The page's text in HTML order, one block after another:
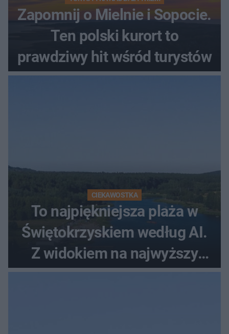
Zapomnij o Mielnie i Sopocie.
Ten polski kurort to
prawdziwy hit wśród turystów
CIEKAWOSTKA
To najpiękniejsza plaża w
Świętokrzyskiem według AI.
Z widokiem na najwyższy
szczyt Gór Świętokrzyskich